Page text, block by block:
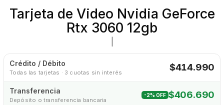
Tarjeta de Video Nvidia GeForce
Rtx 3060 12gb
Crédito / Débito
Todas las tarjetas · 3 cuotas sin interés $414.990
Transferencia
Depósito o transferencia bancaria
-2% OFF $406.690